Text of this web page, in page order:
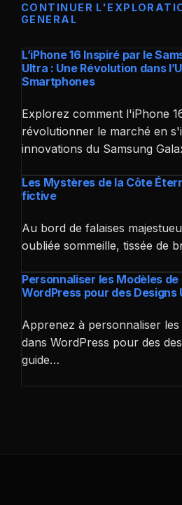
CONTINUER
GENERAL
L’iPhone 16 Inspiré par le
Ultra : Une Révolution dans
Smartphones
Explorez comment l'iPhone
révolutionner le marché en
innovations du Samsung
Les Mystères de la Côte
fictive
Au bord de falaises
oubliée sommeille, tissée de
Personnaliser les Modèles de
WordPress pour des Designs
Apprenez à personnaliser les
dans WordPress pour des
guide…